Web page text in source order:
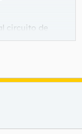
circuito de
hasta la hora